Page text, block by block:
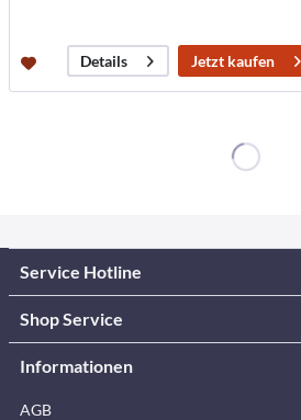
Details Jetzt kaufen
Service Hotline
Shop Service
Informationen
AGB